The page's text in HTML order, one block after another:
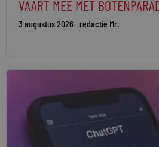
VAART MEE MET
3 augustus 2026 redactie Mr.